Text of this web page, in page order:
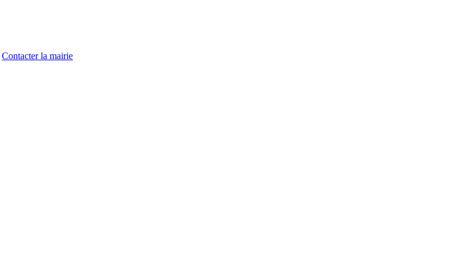
Contacter la mairie